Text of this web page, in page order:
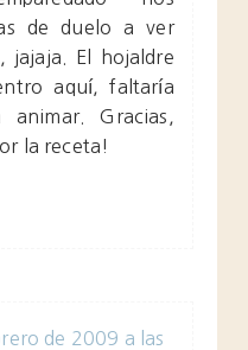
de duelo a ver
jajaja. El hojaldre
aquí, faltaría
Gracias,
la receta!
de 2009 a las